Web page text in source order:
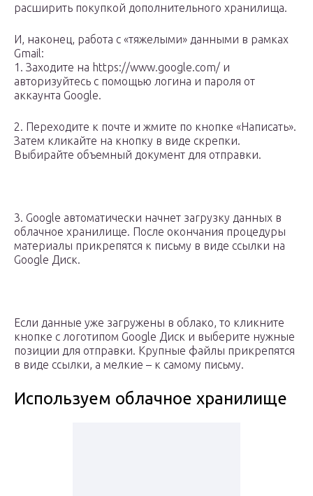
расширить покупкой дополнительного хранилища.
И, наконец, работа с «тяжелыми» данными в рамках
Gmail:
1. Заходите на https://www.google.com/ и
авторизуйтесь с помощью логина и пароля от
аккаунта Google.
2. Переходите к почте и жмите по кнопке «Написать».
Затем кликайте на кнопку в виде скрепки.
Выбирайте объемный документ для отправки.
3. Google автоматически начнет загрузку данных в
облачное хранилище. После окончания процедуры
материалы прикрепятся к письму в виде ссылки на
Google Диск.
Если данные уже загружены в облако, то кликните
кнопке с логотипом Google Диск и выберите нужные
позиции для отправки. Крупные файлы прикрепятся
в виде ссылки, а мелкие – к самому письму.
Используем облачное хранилище